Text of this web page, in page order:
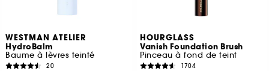
WESTMAN ATELIER
HydroBalm
Baume à lèvres teinté
20
HOURGLASS
Vanish Foundation Brush
Pinceau à fond de teint
1704